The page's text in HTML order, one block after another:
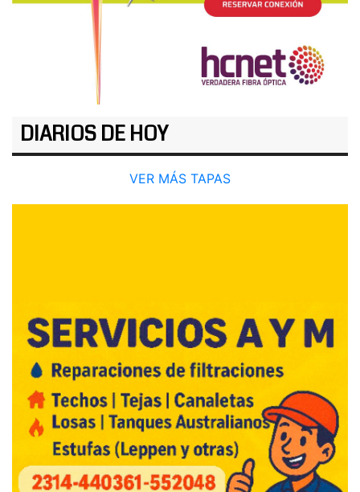
DIARIOS DE HOY
VER MÁS TAPAS